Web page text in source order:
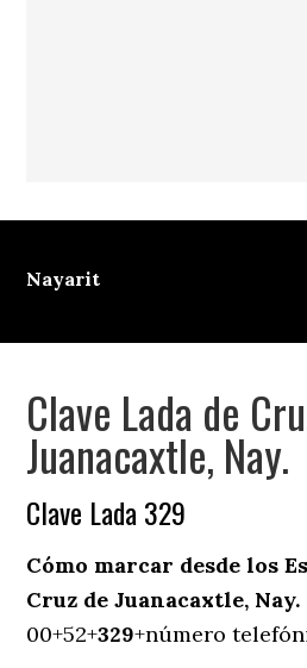
Nayarit
Clave Lada de
Juanacaxtle, Nay.
Clave Lada 329
Cómo marcar desde los
Cruz de Juanacaxtle, Nay.
00+52+329+número